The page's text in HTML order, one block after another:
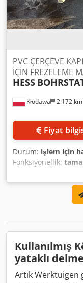
Kłodawa 2.172 km
PVC ÇERÇEVE
İÇİN FREZELEME
HESS
Fiyat
Durum: işlem için
Fonksiyonellik:
kolu. Pnömatik
için. Chedpfx Aov H
Kullanılmış
yataklı
Artık Werktuigen